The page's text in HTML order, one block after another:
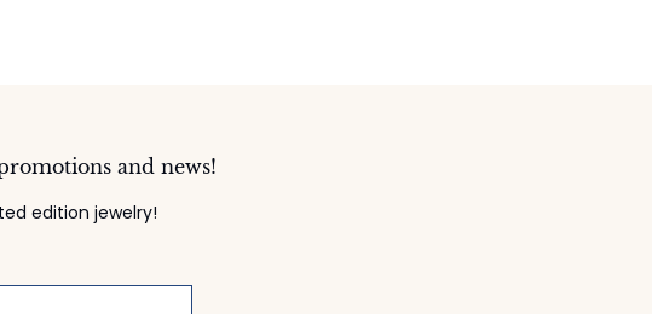
and news!
edition jewelry!